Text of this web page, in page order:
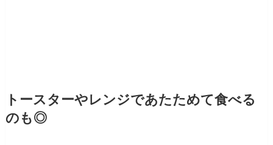
トースターやレンジであたためて食べる
のも◎